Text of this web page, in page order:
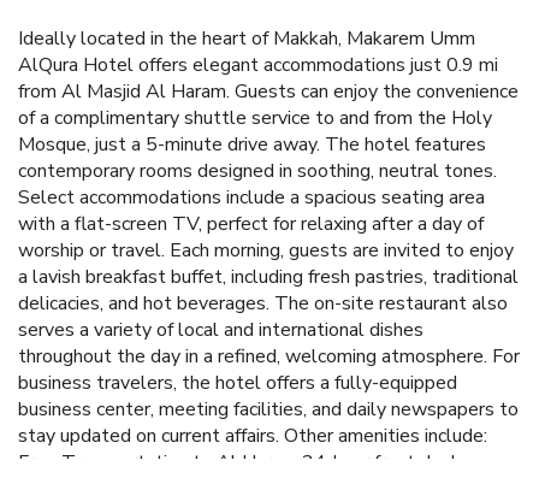
Ideally located in the heart of Makkah, Makarem Umm
AlQura Hotel offers elegant accommodations just 0.9 mi
from Al Masjid Al Haram. Guests can enjoy the convenience
of a complimentary shuttle service to and from the Holy
Mosque, just a 5-minute drive away. The hotel features
contemporary rooms designed in soothing, neutral tones.
Select accommodations include a spacious seating area
with a flat-screen TV, perfect for relaxing after a day of
worship or travel. Each morning, guests are invited to enjoy
a lavish breakfast buffet, including fresh pastries, traditional
delicacies, and hot beverages. The on-site restaurant also
serves a variety of local and international dishes
throughout the day in a refined, welcoming atmosphere. For
business travelers, the hotel offers a fully-equipped
business center, meeting facilities, and daily newspapers to
stay updated on current affairs. Other amenities include:
Free Transportation to Al Haram 24-hour front desk